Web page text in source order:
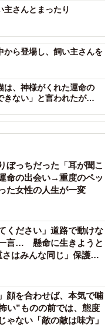
）
なった」のですか？
主さんとまったり
から登場し、飼い主さんを
は、神様がくれた運命の
ない」と言われたが…
ぼっちだった「耳が聞こ
命の出会い→重度のペッ
た女性の人生が一変
ください」道路で動けな
言… 懸命に生きようと
はみんな同じ」保護団
顔を合わせば、本気で噛
い”ものの前では、態度
ない「敵の敵は味方」